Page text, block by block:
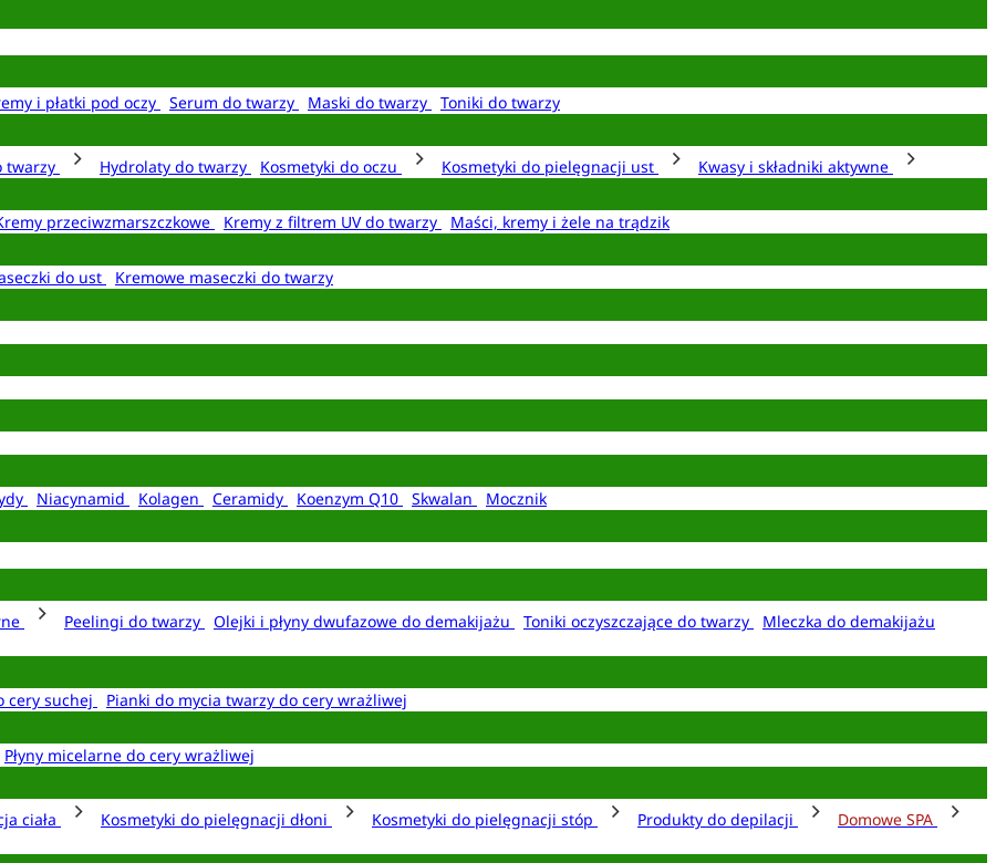
i płatki pod oczy Serum do twarzy Maski do twarzy
Toniki do twarzy
twarzy Hydrolaty do twarzy Kosmetyki do oczu Kosmetyki do pielęgnacji ust
Kwasy i składniki aktywne
przeciwzmarszczkowe Kremy z filtrem UV do twarzy
Maści, kremy i żele na trądzik
do ust
Kremowe maseczki do twarzy
Niacynamid Kolagen Ceramidy Koenzym Q10 Skwalan
Mocznik
Peelingi do twarzy Olejki i płyny dwufazowe do demakijażu Toniki oczyszczające do twarzy
Mleczka do demakijażu
cery suchej
Pianki do mycia twarzy do cery wrażliwej
Płyny micelarne do cery wrażliwej
ciała Kosmetyki do pielęgnacji dłoni Kosmetyki do pielęgnacji stóp Produkty do depilacji
Domowe SPA